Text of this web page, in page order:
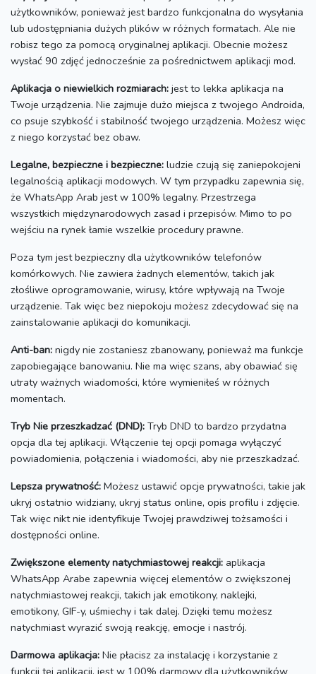
użytkowników, ponieważ jest bardzo funkcjonalna do wysyłania
lub udostępniania dużych plików w różnych formatach. Ale nie
robisz tego za pomocą oryginalnej aplikacji. Obecnie możesz
wysłać 90 zdjęć jednocześnie za pośrednictwem aplikacji mod.
Aplikacja o niewielkich rozmiarach: jest to lekka aplikacja na
Twoje urządzenia. Nie zajmuje dużo miejsca z twojego Androida,
co psuje szybkość i stabilność twojego urządzenia. Możesz więc
z niego korzystać bez obaw.
Legalne, bezpieczne i bezpieczne: ludzie czują się zaniepokojeni
legalnością aplikacji modowych. W tym przypadku zapewnia się,
że WhatsApp Arab jest w 100% legalny. Przestrzega
wszystkich międzynarodowych zasad i przepisów. Mimo to po
wejściu na rynek łamie wszelkie procedury prawne.
Poza tym jest bezpieczny dla użytkowników telefonów
komórkowych. Nie zawiera żadnych elementów, takich jak
złośliwe oprogramowanie, wirusy, które wpływają na Twoje
urządzenie. Tak więc bez niepokoju możesz zdecydować się na
zainstalowanie aplikacji do komunikacji.
Anti-ban: nigdy nie zostaniesz zbanowany, ponieważ ma funkcje
zapobiegające banowaniu. Nie ma więc szans, aby obawiać się
utraty ważnych wiadomości, które wymieniłeś w różnych
momentach.
Tryb Nie przeszkadzać (DND): Tryb DND to bardzo przydatna
opcja dla tej aplikacji. Włączenie tej opcji pomaga wyłączyć
powiadomienia, połączenia i wiadomości, aby nie przeszkadzać.
Lepsza prywatność: Możesz ustawić opcje prywatności, takie jak
ukryj ostatnio widziany, ukryj status online, opis profilu i zdjęcie.
Tak więc nikt nie identyfikuje Twojej prawdziwej tożsamości i
dostępności online.
Zwiększone elementy natychmiastowej reakcji: aplikacja
WhatsApp Arabe zapewnia więcej elementów o zwiększonej
natychmiastowej reakcji, takich jak emotikony, naklejki,
emotikony, GIF-y, uśmiechy i tak dalej. Dzięki temu możesz
natychmiast wyrazić swoją reakcję, emocje i nastrój.
Darmowa aplikacja: Nie płacisz za instalację i korzystanie z
funkcji tej aplikacji. jest w 100% darmowy dla użytkowników